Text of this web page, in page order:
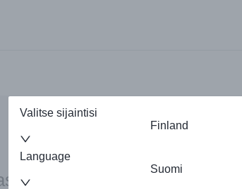
Valitse sijaintisi
Finland
Language
Suomi
Autamme mielellämme.
puheluiden hinta: 0,25 €
hinta: 0,25 € (+pvm/mpm)